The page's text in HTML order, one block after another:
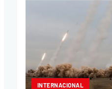
INTERNACIONAL